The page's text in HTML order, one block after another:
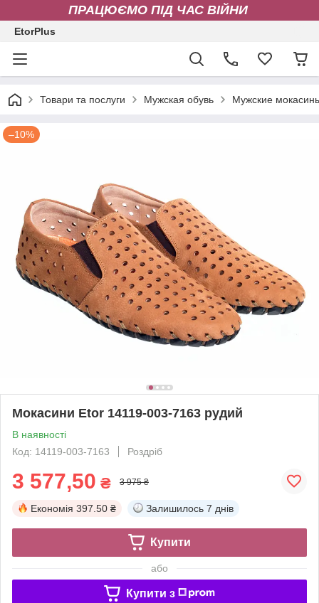
ПРАЦЮЄМО ПІД ЧАС ВІЙНИ
EtorPlus
Товари та послуги Мужская обувь Мужские
–10%
Мокасини Etor 14119-003-7163 рудий
В наявності
Код: 14119-003-7163
Роздріб
3 577,50 ₴ 3 975 ₴
Економія 397.50 ₴ Залишилось 7 днів
Купити
або
Купити з